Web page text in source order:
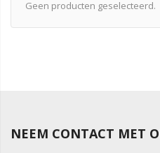
Geen producten geselecteerd.
NEEM CONTACT MET